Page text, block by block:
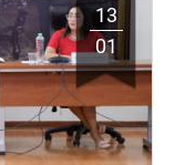
13
01